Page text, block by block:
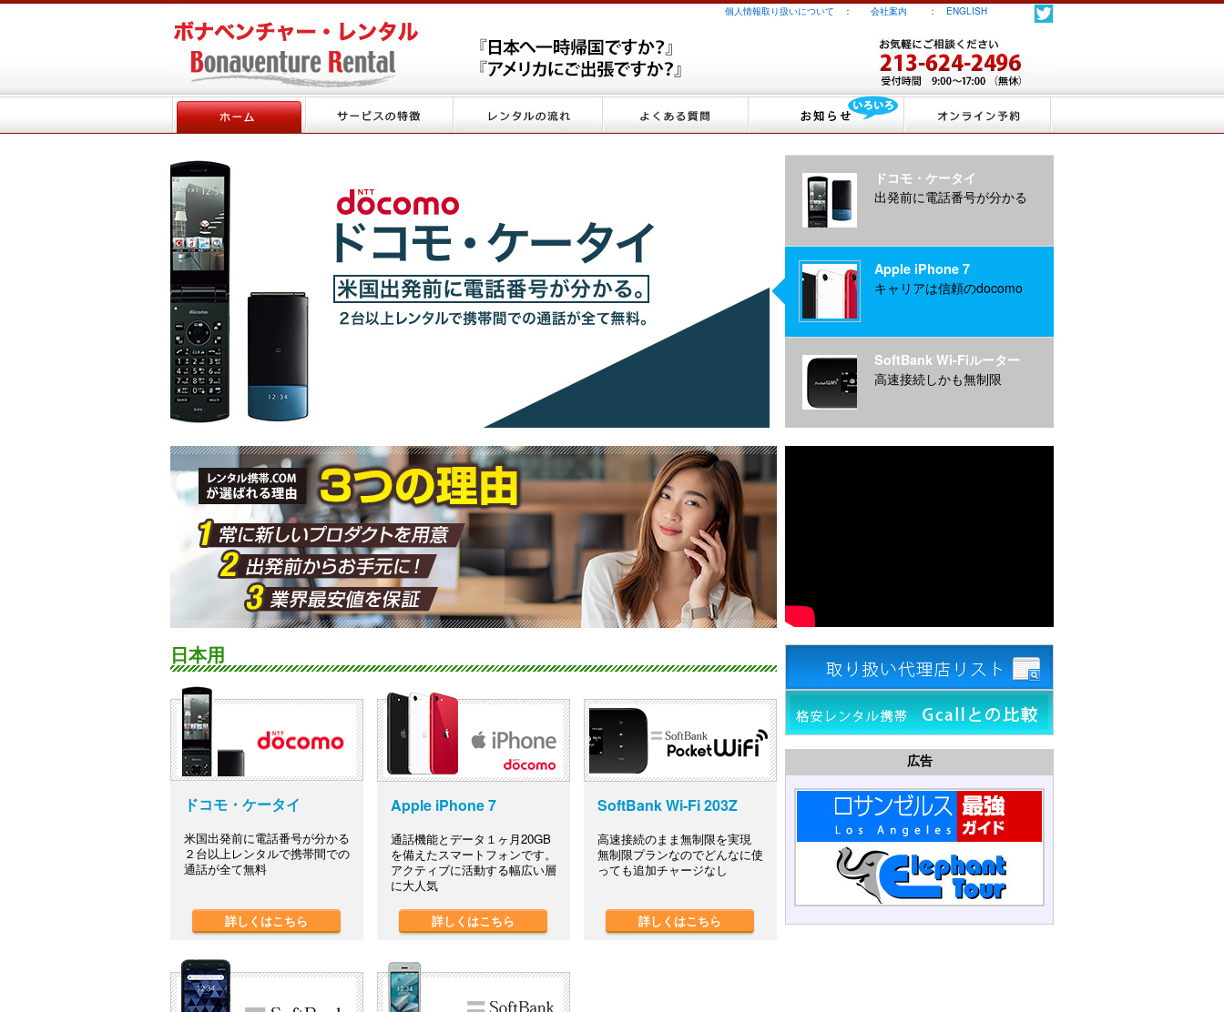
個人情報取り扱いについて ： 会社案内 ： ENGLISH
ドコモ・ケータイ
出発前に電話番号が分かる
Apple iPhone 7
キャリアは信頼のdocomo
SoftBank Wi-Fiルーター
高速接続しかも無制限
シムカード SKYGO
日本用
ドコモ・ケータイ
米国出発前に電話番号が分かる
２台以上レンタルで携帯間での
通話が全て無料
詳しくはこちら
Apple iPhone 7
通話機能とデータ１ヶ月20GB
を備えたスマートフォンです。
アクティブに活動する幅広い層
に大人気
詳しくはこちら
SoftBank Wi-Fi 203Z
高速接続のまま無制限を実現
無制限プランなのでどんなに使
っても追加チャージなし
詳しくはこちら
広告